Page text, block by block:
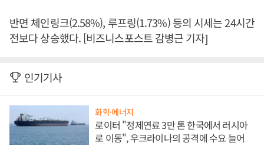
반면 체인링크(2.58%), 루프링(1.73%) 등의 시세는 24시간
전보다 상승했다. [비즈니스포스트 감병근 기자]
인기기사
화학·에너지
로이터 "정제연료 3만 톤 한국에서 러시아
로 이동", 우크라이나의 공격에 수요 늘어